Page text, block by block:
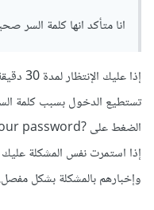
انا متأكد انها كلمة السر
إذا عليك
تستطيع الدخول بسبب كلمة
الضغط على ?Forgot your password وإعادة تعيينها.
وإخبارهم بالمشكلة بشكل مفصل.